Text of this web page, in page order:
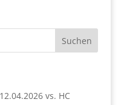
Suchen
vs. HC